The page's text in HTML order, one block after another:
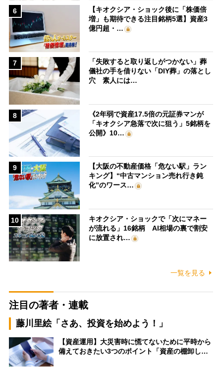
6
【キオクシア・ショック後に「株価倍
増」も期待できる注目銘柄5選】資産3
億円超・…
7
「失敗すると取り返しがつかない」葬
儀社の手を借りない「DIY葬」の落とし
穴 素人には…
8
《2年弱で資産17.5倍の元証券マンが
「キオクシア急落で次に狙う」5銘柄を
公開》10…
9
【大阪の不動産価格「危ない駅」ラン
キング】“中古マンション売れ行き鈍
化”のワース…
10
キオクシア・ショックで「次にマネー
が流れる」16銘柄 AI相場の裏で割安
に放置され…
一覧を見る
注目の著者・連載
藤川里絵「さあ、投資を始めよう！」
【資産運用】大災害時に慌てないために平時から
備えておきたい3つのポイント「資産の棚卸し…